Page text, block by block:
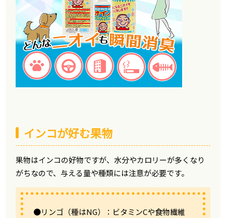
インコが好む果物
果物はインコの好物ですが、水分やカロリーが多くなり
がちなので、与える量や種類には注意が必要です。
●リンゴ（種はNG）：ビタミンCや食物繊維